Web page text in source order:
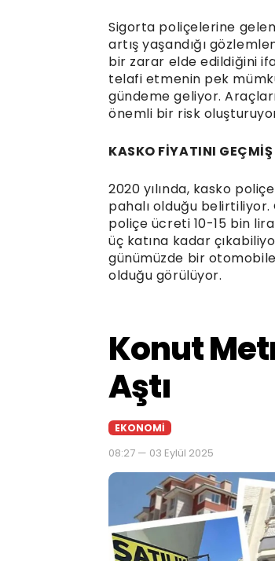
Sigorta poliçelerine
artış yaşandığı
bir zarar elde edildiğini
telafi etmenin pek
gündeme geliyor.
önemli bir risk
KASKO FİYATINI
2020 yılında, kasko
pahalı olduğu
poliçe ücreti 10-15 bin
üç katına kadar
günümüzde bir
olduğu görülüyor.